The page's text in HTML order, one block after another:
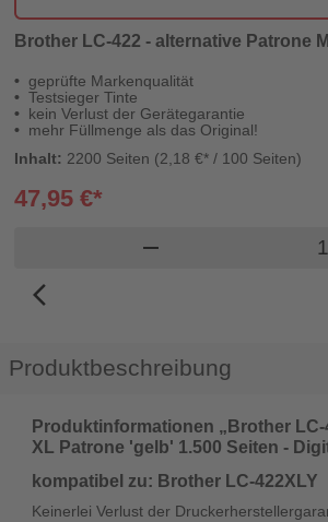
Brother LC-422 - alternative Patrone
geprüfte Markenqualität
Testsieger Tinte
kein Verlust der Gerätegarantie
mehr Füllmenge als das Original!
Inhalt: 2200 Seiten (2,18 €* / 100 Seiten)
47,95 €*
remove
arrow_back_ios_new
Produktbeschreibung
Produktinformationen „Brother LC-
XL Patrone 'gelb' 1.500 Seiten -
kompatibel zu: Brother LC-422XLY
Keinerlei Verlust der